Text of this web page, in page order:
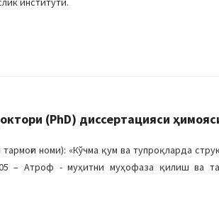
(PhD) диссертацияси
номи): «Кўчма қум ва тупроқларда
– Атроф - муҳитни муҳофаза қилиш ва